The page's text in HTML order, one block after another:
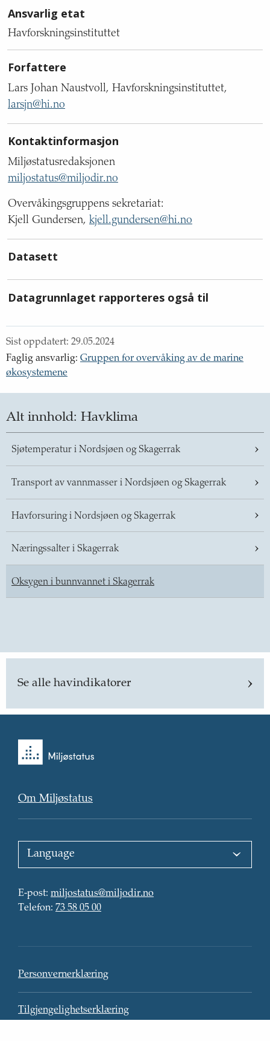
Ansvarlig etat
Havforskningsinstituttet
Forfattere
Lars Johan Naustvoll, Havforskningsinstituttet,
larsjn@hi.no
Kontaktinformasjon
Miljøstatusredaksjonen
miljostatus@miljodir.no
Overvåkingsgruppens sekretariat:
Kjell Gundersen, kjell.gundersen@hi.no
Datasett
Datagrunnlaget rapporteres også til
Sist oppdatert: 29.05.2024
Faglig ansvarlig: Gruppen for overvåking av de marine
økosystemene
Alt innhold: Havklima
Sjøtemperatur i Nordsjøen og Skagerrak
Transport av vannmasser i Nordsjøen og Skagerrak
Havforsuring i Nordsjøen og Skagerrak
Næringssalter i Skagerrak
Oksygen i bunnvannet i Skagerrak
Se alle havindikatorer
Tilbake
til
Om Miljøstatus
Choose
language:
E-post: E-
post:
miljostatus@miljodir.no
Telefon: Telefon:
73 58 05 00
Personvern
Personvernerklæring
Tilgjengelighetserklæring